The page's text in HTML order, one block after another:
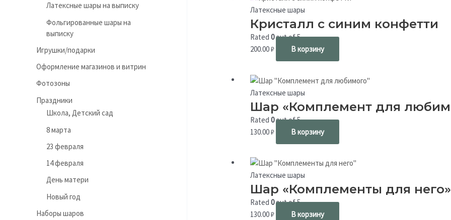
Латексные шары на выписку
Фольгированные шары на
выписку
Игрушки/подарки
Оформление магазинов и витрин
Фотозоны
Праздники
Школа, Детский сад
8 марта
23 февраля
14 февраля
День матери
Новый год
Наборы шаров
Латексные шары
Кристалл с синим конфетти
Rated 0out of 5
200.00₽ В корзину
Латексные шары
Шар «Комплемент для
Rated 0out of 5
130.00₽ В корзину
Латексные шары
Шар «Комплементы для него»
Rated 0out of 5
130.00₽ В корзину